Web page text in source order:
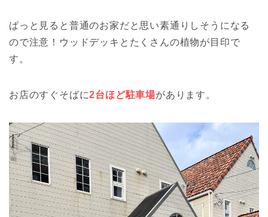
ぱっと見ると普通のお家だと思い素通りしそうになる
ので注意！ウッドデッキとたくさんの植物が目印で
す。
お店のすぐそばに2台ほど駐車場があります。